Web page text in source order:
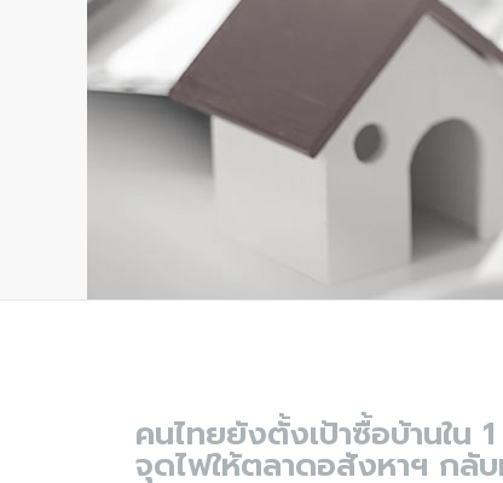
คนไทยยังตั้งเป้าซื้อบ้านใน
จุดไฟให้ตลาดอสังหาฯ กลั